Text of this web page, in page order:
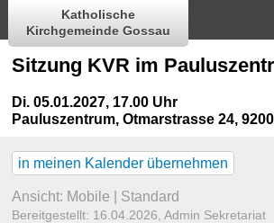
Katholische
Kirchgemeinde Gossau
Sitzung KVR im
Di. 05.01.2027, 17.00 Uhr
Pauluszentrum,Otmarstrasse 24,
in meinen Kalender übernehmen
Ansicht: Mobile Standard
Bereitgestellt: 16.04.2026,Admin Sekretariat